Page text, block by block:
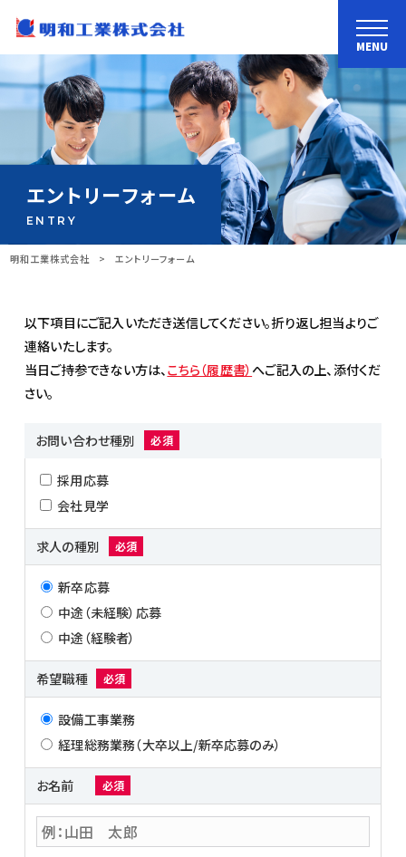
MENU
エントリーフォーム
ENTRY
明和工業株式会社 > エントリーフォーム
以下項目にご記入いただき送信してください。折り返し担当よりご
連絡いたします。
当日ご持参できない方は、 こちら（履歴書） へご記入の上、添付くだ
さい。
お問い合わせ種別 必須
採用応募
会社見学
求人の種別 必須
新卒応募
中途（未経験）応募
中途（経験者）
希望職種 必須
設備工事業務
経理総務業務（大卒以上/新卒応募のみ）
お名前 必須